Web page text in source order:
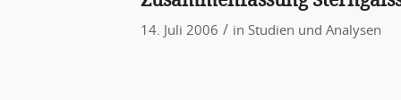
14. Juli 2006 / in Studien und Analysen